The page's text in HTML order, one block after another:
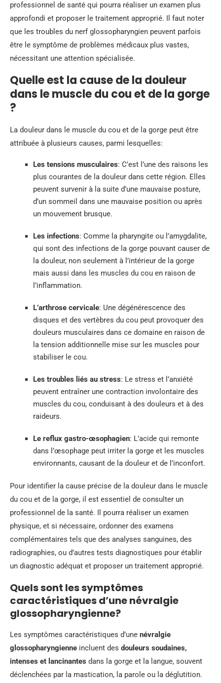
professionnel de santé qui pourra réaliser un examen plus
approfondi et proposer le traitement approprié. Il faut noter
que les troubles du nerf glossopharyngien peuvent parfois
être le symptôme de problèmes médicaux plus vastes,
nécessitant une attention spécialisée.
Quelle est la cause de la douleur
dans le muscle du cou et de la gorge
?
La douleur dans le muscle du cou et de la gorge peut être
attribuée à plusieurs causes, parmi lesquelles:
Les tensions musculaires: C’est l’une des raisons les
plus courantes de la douleur dans cette région. Elles
peuvent survenir à la suite d’une mauvaise posture,
d’un sommeil dans une mauvaise position ou après
un mouvement brusque.
Les infections: Comme la pharyngite ou l’amygdalite,
qui sont des infections de la gorge pouvant causer de
la douleur, non seulement à l’intérieur de la gorge
mais aussi dans les muscles du cou en raison de
l’inflammation.
L’arthrose cervicale: Une dégénérescence des
disques et des vertèbres du cou peut provoquer des
douleurs musculaires dans ce domaine en raison de
la tension additionnelle mise sur les muscles pour
stabiliser le cou.
Les troubles liés au stress: Le stress et l’anxiété
peuvent entraîner une contraction involontaire des
muscles du cou, conduisant à des douleurs et à des
raideurs.
Le reflux gastro-œsophagien: L’acide qui remonte
dans l’œsophage peut irriter la gorge et les muscles
environnants, causant de la douleur et de l’inconfort.
Pour identifier la cause précise de la douleur dans le muscle
du cou et de la gorge, il est essentiel de consulter un
professionnel de la santé. Il pourra réaliser un examen
physique, et si nécessaire, ordonner des examens
complémentaires tels que des analyses sanguines, des
radiographies, ou d’autres tests diagnostiques pour établir
un diagnostic adéquat et proposer un traitement approprié.
Quels sont les symptômes
caractéristiques d’une névralgie
glossopharyngienne?
Les symptômes caractéristiques d’une névralgie
glossopharyngienne incluent des douleurs soudaines,
intenses et lancinantes dans la gorge et la langue, souvent
déclenchées par la mastication, la parole ou la déglutition.